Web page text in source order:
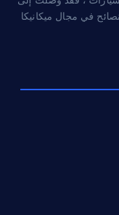
في مجال ميكانيكا